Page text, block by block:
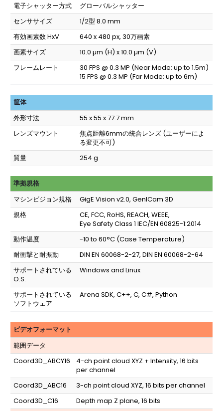
電子シャッター方式
グローバルシャッター
センササイズ
1/2型 8.0 mm
有効画素数 HxV
640 x 480 px, 30万画素
画素サイズ
10.0 µm (H) x 10.0 µm (V)
フレームレート
30 FPS @ 0.3 MP (Near Mode: up to 1.5m)
15 FPS @ 0.3 MP (Far Mode: up to 6m)
筐体
外形寸法
55 x 55 x 77.7 mm
レンズマウント
焦点距離6mmの統合レンズ (ユーザーによ
る変更不可)
質量
254 g
準拠規格
マシンビジョン規格
GigE Vision v2.0, GenICam 3D
規格
CE, FCC, RoHS, REACH, WEEE,
Eye Safety Class 1 IEC/EN 60825-1:2014
動作温度
-10 to 60°C (Case Temperature)
耐衝撃と耐振動
DIN EN 60068-2-27, DIN EN 60068-2-64
サポートされている
O.S.
Windows and Linux
サポートされている
ソフトウェア
Arena SDK, C++, C, C#, Python
ビデオフォーマット
範囲データ
Coord3D_ABCY16
4-ch point cloud XYZ + Intensity, 16 bits
per channel
Coord3D_ABC16
3-ch point cloud XYZ, 16 bits per channel
Coord3D_C16
Depth map Z plane, 16 bits